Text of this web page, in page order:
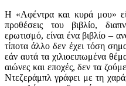
Η «Αφέντρα και κυρά μου»
προθέσεις του βιβλίο,
ερωτισμό, είναι ένα βιβλίο –
τίποτα άλλο δεν έχει τόση
εάν αυτά τα χιλιοειπωμένα
αιώνες και εποχές, δεν τα
Ντεζεράμπλ γράφει με τη